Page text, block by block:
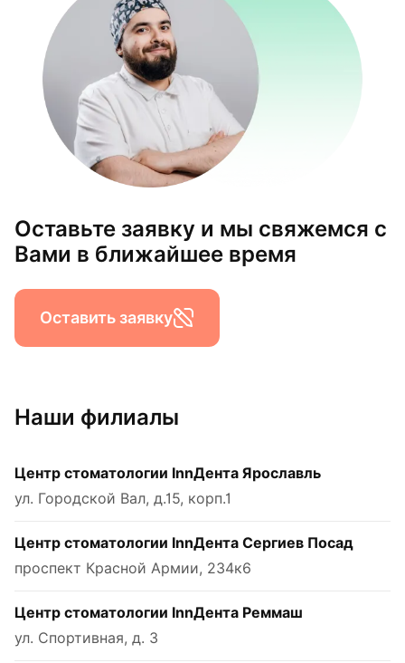
Оставьте заявку и мы свяжемся с
Вами в ближайшее время
Оставить заявку
Наши филиалы
Центр стоматологии InnДента Ярославль
ул. Городской Вал, д.15, корп.1
Центр стоматологии InnДента Сергиев Посад
проспект Красной Армии, 234к6
Центр стоматологии InnДента Реммаш
ул. Спортивная, д. 3